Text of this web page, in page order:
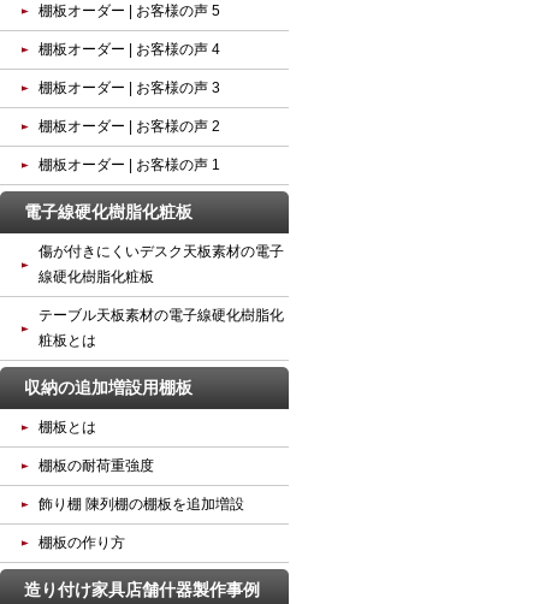
棚板オーダー | お客様の声 5
棚板オーダー | お客様の声 4
棚板オーダー | お客様の声 3
棚板オーダー | お客様の声 2
棚板オーダー | お客様の声 1
電子線硬化樹脂化粧板
傷が付きにくいデスク天板素材の電子
線硬化樹脂化粧板
テーブル天板素材の電子線硬化樹脂化
粧板とは
収納の追加増設用棚板
棚板とは
棚板の耐荷重強度
飾り棚 陳列棚の棚板を追加増設
棚板の作り方
造り付け家具店舗什器製作事例